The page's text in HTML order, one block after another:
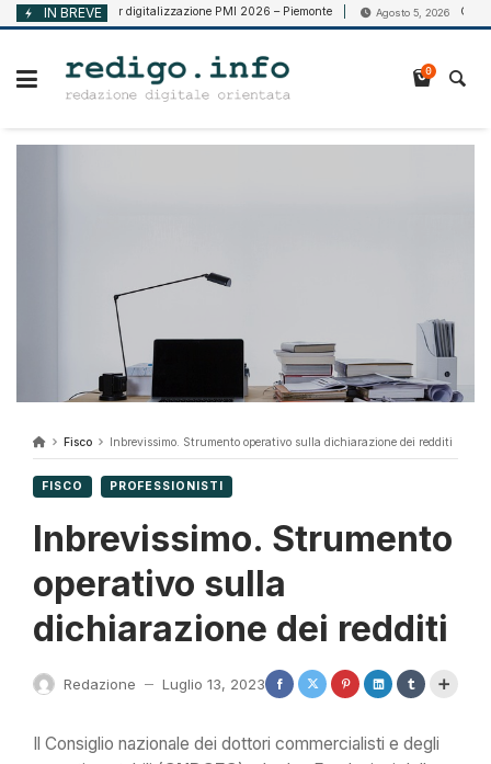
Vai
al
IN BREVE
2026 Voucher digitalizzazione PMI 2026 – Piemonte Agosto 5, 2026 CCNL
0
Fisco Inbrevissimo. Strumento operativo sulla dichiarazione dei redditi
FISCO PROFESSIONISTI
Inbrevissimo. Strumento
operativo sulla
dichiarazione dei redditi
Redazione — Luglio 13, 2023
Il Consiglio nazionale dei dottori commercialisti e degli